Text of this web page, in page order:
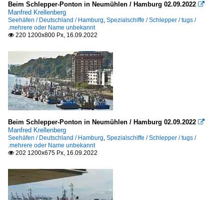
Bremerhaven
Emden
Kiel
Rostock-Warnemünde
Sassnitz
Italien
Genua
Malta
Polen
Beim Schlepper-Ponton in Neumühlen / Hamburg 02.09.2022 
Manfred Krellenberg
Seehäfen / Deutschland / Hamburg, Spezialschiffe / Schlepper / tugs /
.mehrere oder Name unbekannt
 220 1200x800 Px, 16.09.2022
Beim Schlepper-Ponton in Neumühlen / Hamburg 02.09.2022 
Manfred Krellenberg
Seehäfen / Deutschland / Hamburg, Spezialschiffe / Schlepper / tugs /
.mehrere oder Name unbekannt
 202 1200x675 Px, 16.09.2022